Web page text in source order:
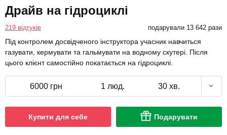
Драйв на гідроциклі
219 відгуків подарували 13 642 рази
Під контролем досвідченого інструктора учасник навчиться
газувати, кермувати та гальмувати на водному скутері. Після
цього клієнт самостійно покатається на гідроциклі.
6000 грн 1 люд. 30 хв.
Купити для себе Подарувати